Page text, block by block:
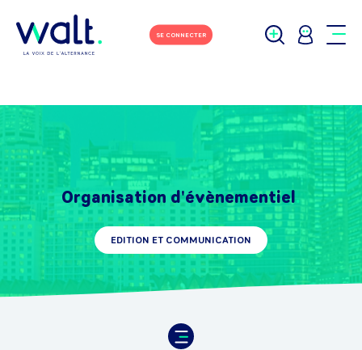
SE CONNECTER
Organisation d'évènementiel
EDITION ET COMMUNICATION